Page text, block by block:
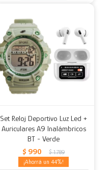
Set Reloj Deportivo Luz Led +
Auriculares A9 Inalámbricos
BT - Verde
$ 990 $ 1.789
44